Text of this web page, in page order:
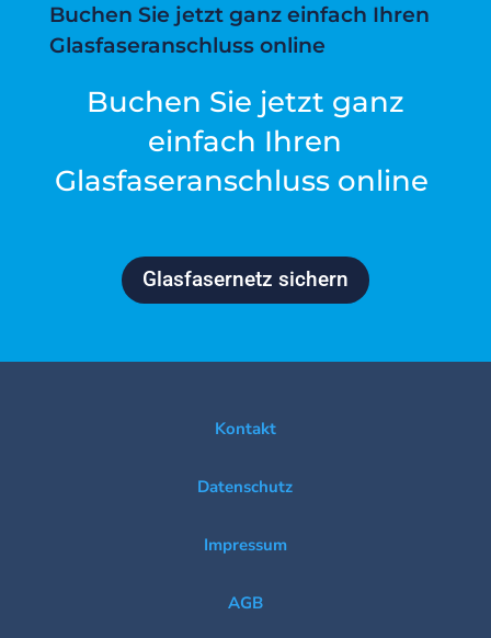
Buchen Sie jetzt ganz einfach Ihren
Glasfaseranschluss online
Buchen Sie jetzt ganz
einfach Ihren
Glasfaseranschluss online
Glasfasernetz sichern
Kontakt
Datenschutz
Impressum
AGB